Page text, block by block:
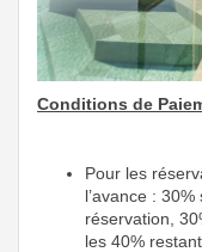
Conditions de
Pour les
l’avance :
réservation,
les 40%